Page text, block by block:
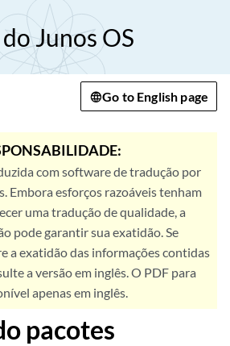
Junos OS
Go to English page
com software de tradução por
Embora esforços razoáveis tenham
uma tradução de qualidade, a
pode garantir sua exatidão. Se
a exatidão das informações contidas
a versão em inglês. O PDF para
apenas em inglês.
pacotes